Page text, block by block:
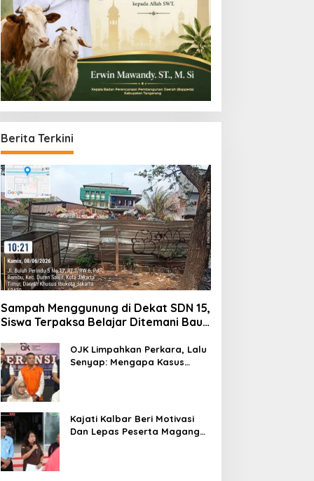
Berita Terkini
Sampah Menggunung di Dekat SDN 15,
Siswa Terpaksa Belajar Ditemani Bau
OJK Limpahkan Perkara, Lalu
Senyap: Mengapa Kasus
Kajati Kalbar Beri Motivasi
Dan Lepas Peserta Magang